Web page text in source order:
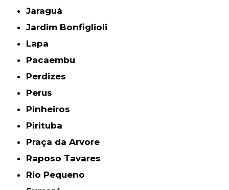
Jaraguá
Jardim Bonfiglioli
Lapa
Pacaembu
Perdizes
Perus
Pinheiros
Pirituba
Praça da Arvore
Raposo Tavares
Rio Pequeno